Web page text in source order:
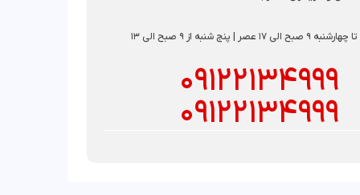
الی 17 عصر | پنج شنبه از 9 صبح الی 13
09122134999
09122134999